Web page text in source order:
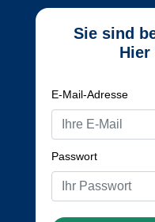
Sie sind
Hier
E-Mail-Adresse
Passwort